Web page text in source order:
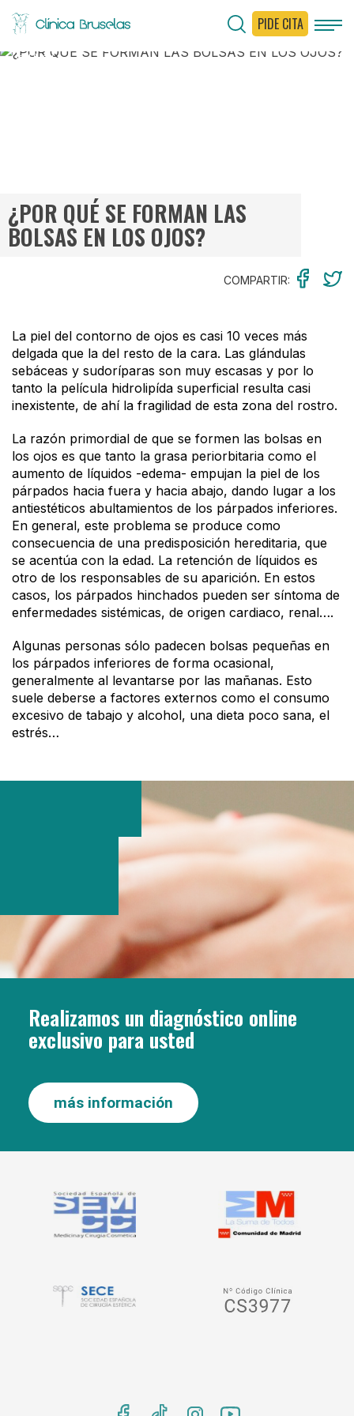
PIDE CITA
< Ir al Blog
¿POR QUÉ SE FORMAN LAS
BOLSAS EN LOS OJOS?
COMPARTIR:
La piel del contorno de ojos es casi 10 veces más
delgada que la del resto de la cara. Las glándulas
sebáceas y sudoríparas son muy escasas y por lo
tanto la película hidrolipída superficial resulta casi
inexistente, de ahí la fragilidad de esta zona del rostro.
La razón primordial de que se formen las bolsas en
los ojos es que tanto la grasa periorbitaria como el
aumento de líquidos -edema- empujan la piel de los
párpados hacia fuera y hacia abajo, dando lugar a los
antiestéticos abultamientos de los párpados inferiores.
En general, este problema se produce como
consecuencia de una predisposición hereditaria, que
se acentúa con la edad. La retención de líquidos es
otro de los responsables de su aparición. En estos
casos, los párpados hinchados pueden ser síntoma de
enfermedades sistémicas, de origen cardiaco, renal….
Algunas personas sólo padecen bolsas pequeñas en
los párpados inferiores de forma ocasional,
generalmente al levantarse por las mañanas. Esto
suele deberse a factores externos como el consumo
excesivo de tabajo y alcohol, una dieta poco sana, el
estrés…
Realizamos un diagnóstico online
exclusivo para usted
más información